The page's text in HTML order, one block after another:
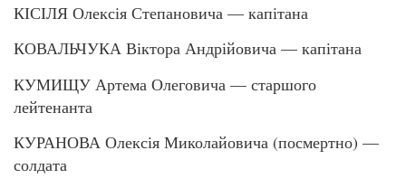
КІСІЛЯ Олексія Степановича — капітана
КОВАЛЬЧУКА Віктора Андрійовича — капітана
КУМИЩУ Артема Олеговича — старшого
лейтенанта
КУРАНОВА Олексія Миколайовича (посмертно) —
солдата